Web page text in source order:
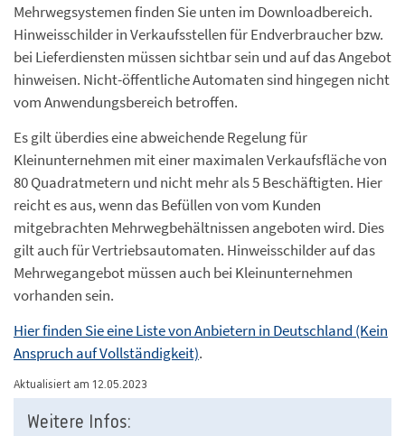
Mehrwegsystemen finden Sie unten im Downloadbereich.
Hinweisschilder in Verkaufsstellen für Endverbraucher bzw.
bei Lieferdiensten müssen sichtbar sein und auf das Angebot
hinweisen. Nicht-öffentliche Automaten sind hingegen nicht
vom Anwendungsbereich betroffen.
Es gilt überdies eine abweichende Regelung für
Kleinunternehmen mit einer maximalen Verkaufsfläche von
80 Quadratmetern und nicht mehr als 5 Beschäftigten. Hier
reicht es aus, wenn das Befüllen von vom Kunden
mitgebrachten Mehrwegbehältnissen angeboten wird. Dies
gilt auch für Vertriebsautomaten. Hinweisschilder auf das
Mehrwegangebot müssen auch bei Kleinunternehmen
vorhanden sein.
Hier finden Sie eine Liste von Anbietern in Deutschland (Kein
Anspruch auf Vollständigkeit).
Aktualisiert am 12.05.2023
Weitere Infos: